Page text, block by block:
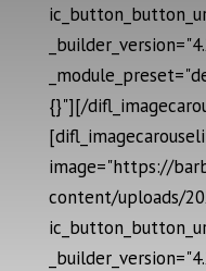
{}"][/
image="https://
content/uploads/